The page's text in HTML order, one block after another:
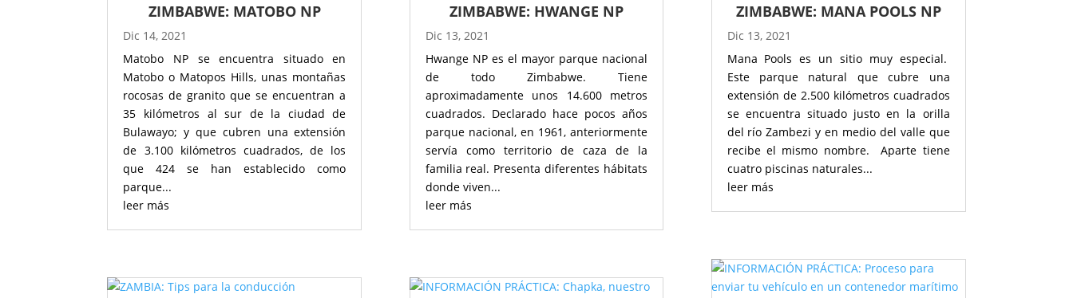
ZIMBABWE: MATOBO NP
Dic 14, 2021
Matobo NP se encuentra situado en
Matobo o Matopos Hills, unas montañas
rocosas de granito que se encuentran a
35 kilómetros al sur de la ciudad de
Bulawayo; y que cubren una extensión
de 3.100 kilómetros cuadrados, de los
que 424 se han establecido como
parque...
leer más
ZIMBABWE: HWANGE NP
Dic 13, 2021
Hwange NP es el mayor parque nacional
de todo Zimbabwe. Tiene
aproximadamente unos 14.600 metros
cuadrados. Declarado hace pocos años
parque nacional, en 1961, anteriormente
servía como territorio de caza de la
familia real. Presenta diferentes hábitats
donde viven...
leer más
ZIMBABWE: MANA POOLS NP
Dic 13, 2021
Mana Pools es un sitio muy especial.
Este parque natural que cubre una
extensión de 2.500 kilómetros cuadrados
se encuentra situado justo en la orilla
del río Zambezi y en medio del valle que
recibe el mismo nombre. Aparte tiene
cuatro piscinas naturales...
leer más